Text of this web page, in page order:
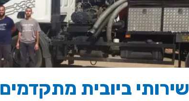
שירותי ביובית מתקדמים 24 שעות ביממה